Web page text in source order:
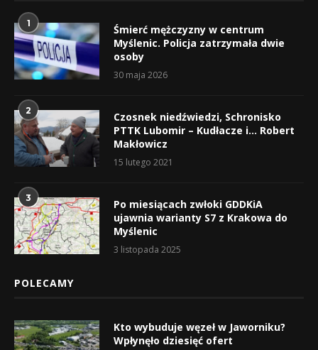
1
Śmierć mężczyzny w centrum
Myślenic. Policja zatrzymała dwie
osoby
30 maja 2026
2
Czosnek niedźwiedzi, Schronisko
PTTK Lubomir – Kudłacze i… Robert
Makłowicz
15 lutego 2021
3
Po miesiącach zwłoki GDDKiA
ujawnia warianty S7 z Krakowa do
Myślenic
3 listopada 2025
POLECAMY
Kto wybuduje węzeł w Jaworniku?
Wpłynęło dziesięć ofert